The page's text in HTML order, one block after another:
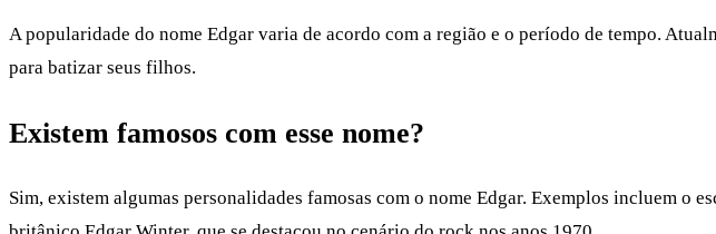
A popularidade do nome Edgar varia de acordo com a região e o período de tempo.
para batizar seus filhos.
Existem famosos com esse nome?
Sim, existem algumas personalidades famosas com o nome Edgar. Exemplos incluem o